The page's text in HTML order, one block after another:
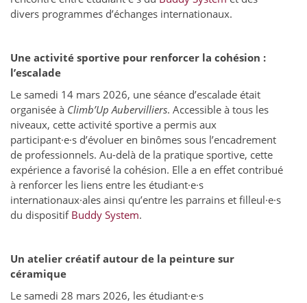
divers programmes d’échanges internationaux.
Une activité sportive pour renforcer la cohésion :
l’escalade
Le samedi 14 mars 2026, une séance d’escalade était
organisée à Climb’Up Aubervilliers. Accessible à tous les
niveaux, cette activité sportive a permis aux
participant·e·s d’évoluer en binômes sous l’encadrement
de professionnels. Au-delà de la pratique sportive, cette
expérience a favorisé la cohésion. Elle a en effet contribué
à renforcer les liens entre les étudiant·e·s
internationaux·ales ainsi qu’entre les parrains et filleul·e·s
du dispositif Buddy System.
Un atelier créatif autour de la peinture sur
céramique
Le samedi 28 mars 2026, les étudiant·e·s